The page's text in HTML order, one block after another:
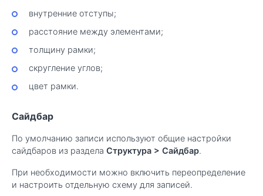
внутренние отступы;
расстояние между элементами;
толщину рамки;
скругление углов;
цвет рамки.
Сайдбар
По умолчанию записи используют общие настройки
сайдбаров из раздела Структура > Сайдбар.
При необходимости можно включить переопределение
и настроить отдельную схему для записей.